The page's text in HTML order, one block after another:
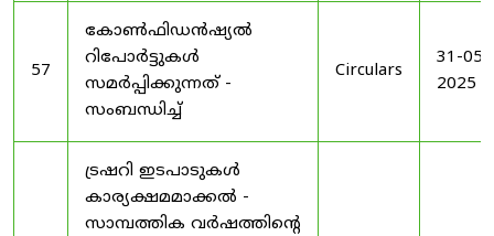
57
കോൺഫിഡൻഷ്യൽ
റിപോർട്ടുകൾ
സമർപ്പിക്കുന്നത് -
സംബന്ധിച്ച്
Circulars
31-05-
2025
ട്രഷറി ഇടപാടുകൾ
കാര്യക്ഷമമാക്കൽ -
സാമ്പത്തിക വർഷത്തിന്റെ